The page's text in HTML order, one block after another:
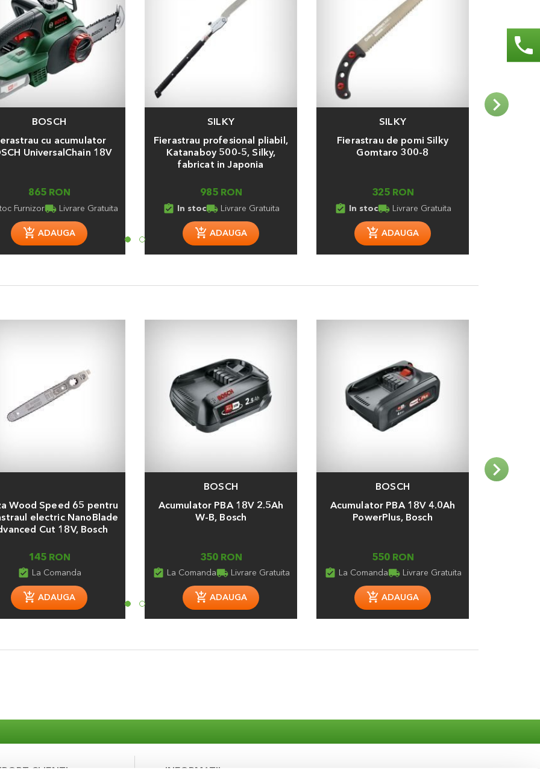
BOSCH
cu acumulator
UniversalChain 18V
865 RON
Furnizorlocal_shipping Livrare Gratuita
ADAUGA
SILKY
Fierastrau profesional pliabil,
Katanaboy 500-5, Silky,
fabricat in Japonia
985 RON
assignment_turned_in In stoclocal_shipping Livrare Gratuita
ADAUGA
SILKY
Fierastrau de pomi Silky
Gomtaro 300-8
325 RON
assignment_turned_in In stoclocal_shipping Livrare Gratuita
ADAUGA
Wood Speed 65 pentru
electric NanoBlade
Cut 18V, Bosch
145 RON
assignment_turned_in La Comanda
ADAUGA
BOSCH
Acumulator PBA 18V 2.5Ah
W-B, Bosch
350 RON
assignment_turned_in La Comandalocal_shipping Livrare Gratuita
ADAUGA
BOSCH
Acumulator PBA 18V 4.0Ah
PowerPlus, Bosch
550 RON
assignment_turned_in La Comandalocal_shipping Livrare Gratuita
ADAUGA
phone